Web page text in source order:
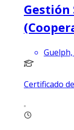
Gestión
Certificado